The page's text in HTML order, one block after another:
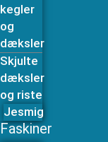
kegler
og
dæksler
Skjulte
dæksler
og riste
Jesmig
Faskiner